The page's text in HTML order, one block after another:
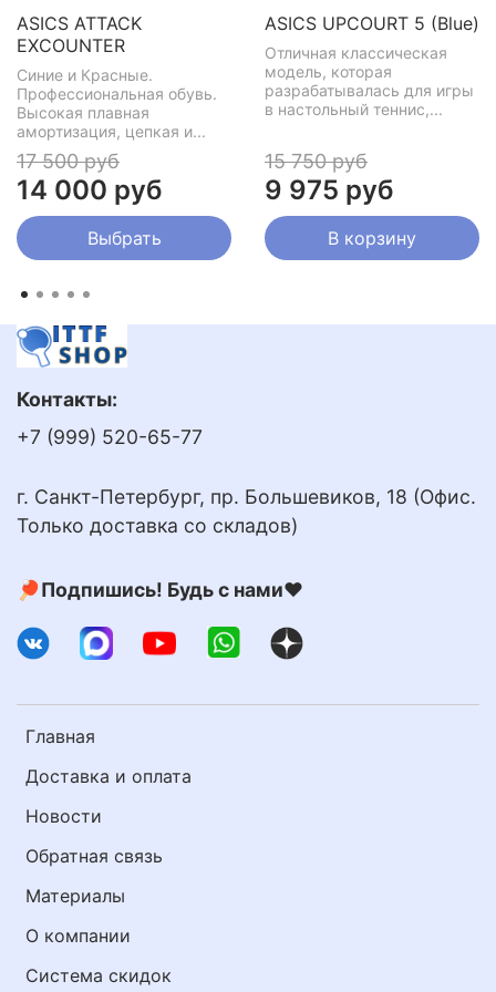
ASICS ATTACK
EXCOUNTER
Синие и Красные.
Профессиональная обувь.
Высокая плавная
амортизация, цепкая и...
17 500 руб
14 000 руб
Выбрать
ASICS UPCOURT 5 (Blue)
Отличная классическая
модель, которая
разрабатывалась для игры
в настольный теннис,...
15 750 руб
9 975 руб
В корзину
Главная
Доставка и оплата
Новости
Обратная связь
Материалы
О компании
Система скидок
Контакты:
+7 (999) 520-65-77
г. Санкт-Петербург, пр. Большевиков, 18 (Офис.
Только доставка со складов)
🏓Подпишись! Будь с нами❤️